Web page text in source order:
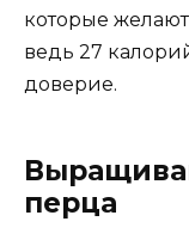
которые
ведь 27
доверие.
перца